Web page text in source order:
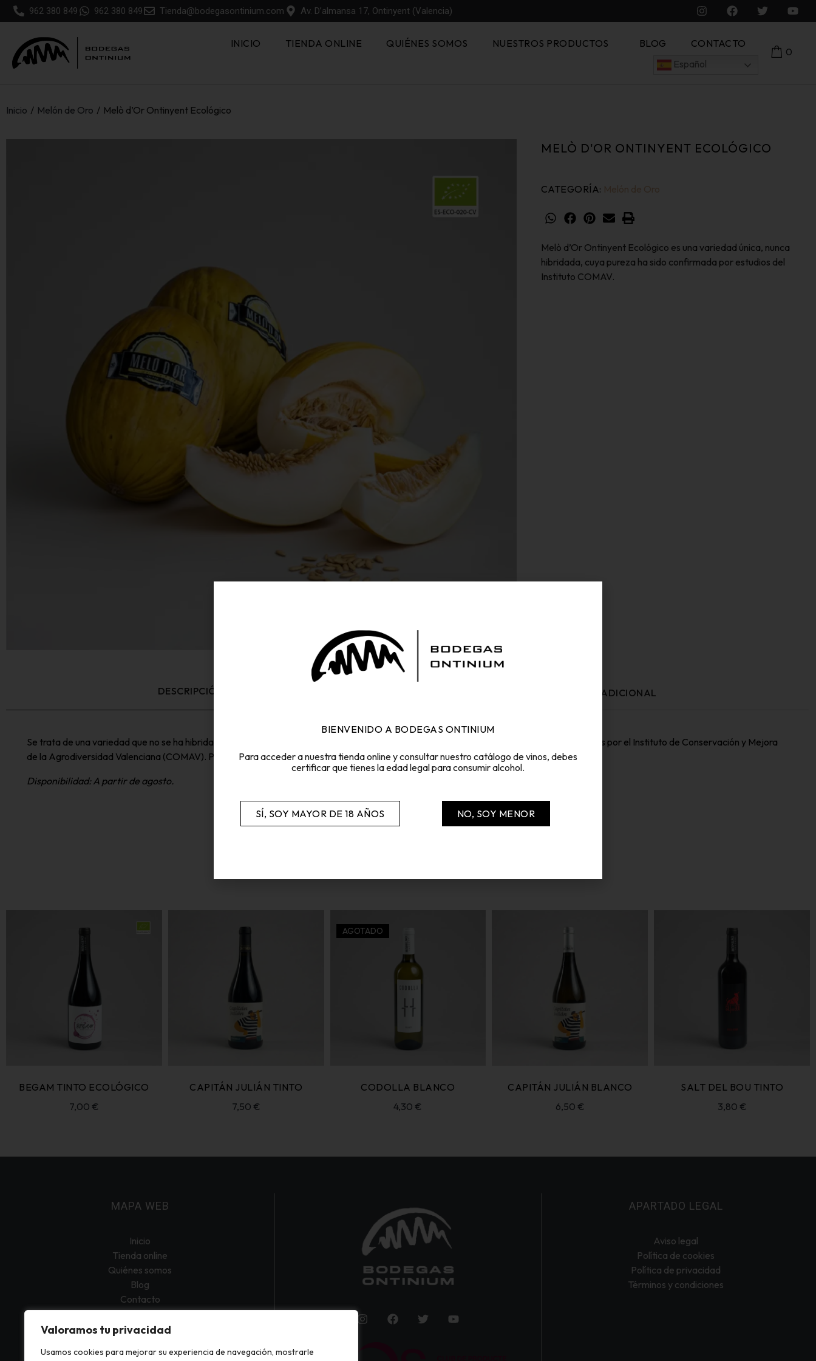
Valoramos tu privacidad
Usamos cookies para mejorar su experiencia de navegación, mostrarle
962 380 849 962 380 849 Tienda@bodegasontinium.com Av. D’almansa 17, Ontinyent (Valencia)
INICIO TIENDA ONLINE QUIÉNES SOMOS NUESTROS PRODUCTOS BLOG
CONTACTO
Español
0
Inicio / Melón de Oro / Melò d’Or Ontinyent Ecológico
MELÒ D'OR ONTINYENT ECOLÓGICO
CATEGORÍA:
Melò d’Or Ontinyent Ecológico es una variedad única, nunca
hibridada, cuya pureza ha sido confirmada por estudios del
Instituto COMAV.
DESCRIPCIÓN INFORMACIÓN ADICIONAL
Se trata de una variedad que no se ha hibridado nunca con otras. Ha mantenido su pureza, según han avalado estudios científicos realizados por el Instituto de Conservación y Mejora
de la Agrodiversidad Valenciana (COMAV). Por eso, el Melò d’Or Ontinyent Ecológico es genéticamente una variedad única en el mundo.
Disponibilidad: A partir de agosto.
BEGAM TINTO ECOLÓGICO
7,00 €
CAPITÁN JULIÁN TINTO
7,50 €
AGOTADO
CODOLLA BLANCO
4,30 €
CAPITÁN JULIÁN BLANCO
6,50 €
SALT DEL BOU TINTO
3,80 €
MAPA WEB
Inicio
Tienda online
Quiénes somos
Blog
Contacto
Mi cuenta
APARTADO LEGAL
Aviso legal
Política de cookies
Política de privacidad
Términos y condiciones
BIENVENIDO A BODEGAS ONTINIUM
Para acceder a nuestra tienda online y consultar nuestro catálogo de vinos, debes
certificar que tienes la edad legal para consumir alcohol.
SÍ, SOY MAYOR DE 18 AÑOS NO, SOY MENOR